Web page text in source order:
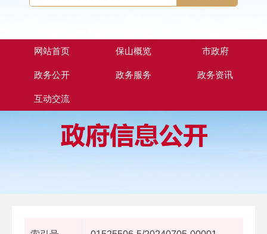
网站首页 保山概览 市政府
政务公开 政务服务 政务资讯
互动交流